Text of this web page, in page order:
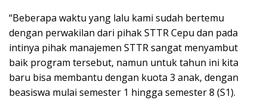
“Beberapa waktu yang lalu kami sudah bertemu
dengan perwakilan dari pihak STTR Cepu dan pada
intinya pihak manajemen STTR sangat menyambut
baik program tersebut, namun untuk tahun ini kita
baru bisa membantu dengan kuota 3 anak, dengan
beasiswa mulai semester 1 hingga semester 8 (S1).